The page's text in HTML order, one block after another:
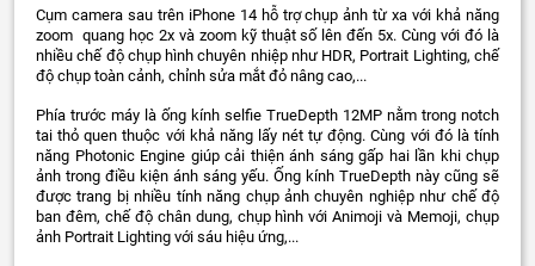
Cụm camera sau trên iPhone 14 hỗ trợ chụp ảnh từ xa với khả năng
zoom quang học 2x và zoom kỹ thuật số lên đến 5x. Cùng với đó là
nhiều chế độ chụp hình chuyên nhiệp như HDR, Portrait Lighting, chế
độ chụp toàn cảnh, chỉnh sửa mắt đỏ nâng cao,...
Phía trước máy là ống kính selfie TrueDepth 12MP nằm trong notch
tai thỏ quen thuộc với khả năng lấy nét tự động. Cùng với đó là tính
năng Photonic Engine giúp cải thiện ánh sáng gấp hai lần khi chụp
ảnh trong điều kiện ánh sáng yếu. Ống kính TrueDepth này cũng sẽ
được trang bị nhiều tính năng chụp ảnh chuyên nghiệp như chế độ
ban đêm, chế độ chân dung, chụp hình với Animoji và Memoji, chụp
ảnh Portrait Lighting với sáu hiệu ứng,...